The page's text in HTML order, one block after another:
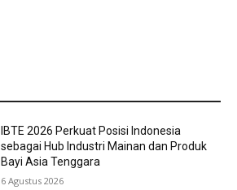
IBTE 2026 Perkuat Posisi Indonesia
sebagai Hub Industri Mainan dan Produk
Bayi Asia Tenggara
6 Agustus 2026